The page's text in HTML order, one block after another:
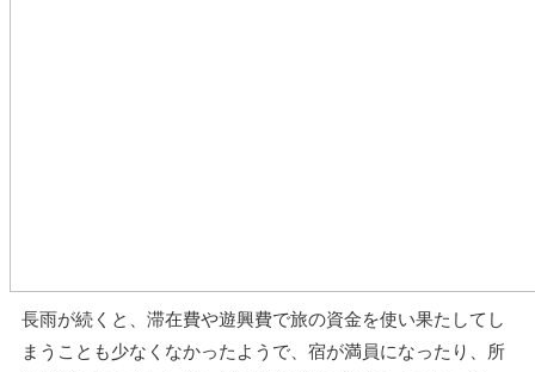
長雨が続くと、滞在費や遊興費で旅の資金を使い果たしてし
まうことも少なくなかったようで、宿が満員になったり、所